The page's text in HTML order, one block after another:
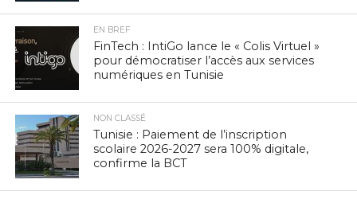
EN BREF
FinTech : IntiGo lance le « Colis Virtuel »
pour démocratiser l’accès aux services
numériques en Tunisie
NON CLASSÉ
Tunisie : Paiement de l’inscription
scolaire 2026-2027 sera 100% digitale,
confirme la BCT